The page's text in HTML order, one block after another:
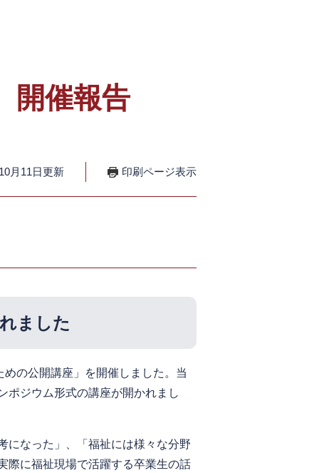
開催報告
月11日更新 印刷ページ表示
ました
の公開講座」を開催しました。当
ポジウム形式の講座が開かれまし
なった」、「福祉には様々な分野
際に福祉現場で活躍する卒業生の話